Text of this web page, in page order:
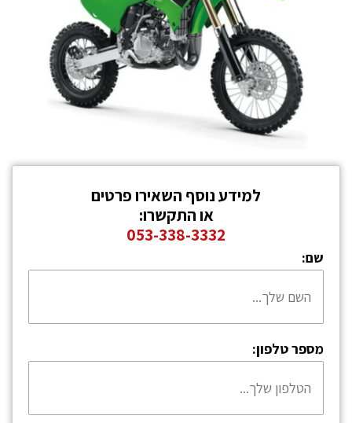
למידע נוסף השאירו פרטים
או התקשרו:
053-338-3332
שם:
מספר טלפון: